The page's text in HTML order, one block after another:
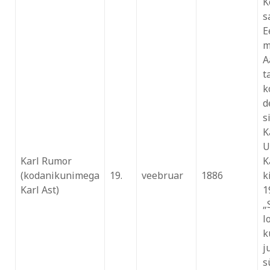
Karl Rumor
(kodanikunimega
Karl Ast)
19. veebruar 1886